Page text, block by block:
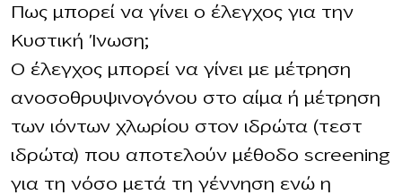
Πως μπορεί να γίνει ο έλεγχος για την
Κυστική Ίνωση;
Ο έλεγχος μπορεί να γίνει με μέτρηση
ανοσοθρυψινογόνου στο αίμα ή μέτρηση
των ιόντων χλωρίου στον ιδρώτα (τεστ
ιδρώτα) που αποτελούν μέθοδο screening
για τη νόσο μετά τη γέννηση ενώ η